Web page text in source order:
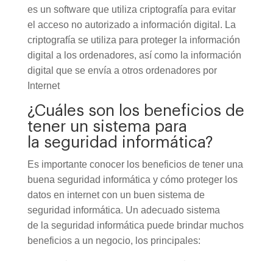
es un software que utiliza criptografía para evitar
el acceso no autorizado a información digital. La
criptografía se utiliza para proteger la información
digital a los ordenadores, así como la información
digital que se envía a otros ordenadores por
Internet
¿Cuáles son los beneficios de
tener un sistema para
la seguridad informática?
Es importante conocer los beneficios de tener una
buena seguridad informática y cómo proteger los
datos en internet con un buen sistema de
seguridad informática. Un adecuado sistema
de la seguridad informática puede brindar muchos
beneficios a un negocio, los principales: